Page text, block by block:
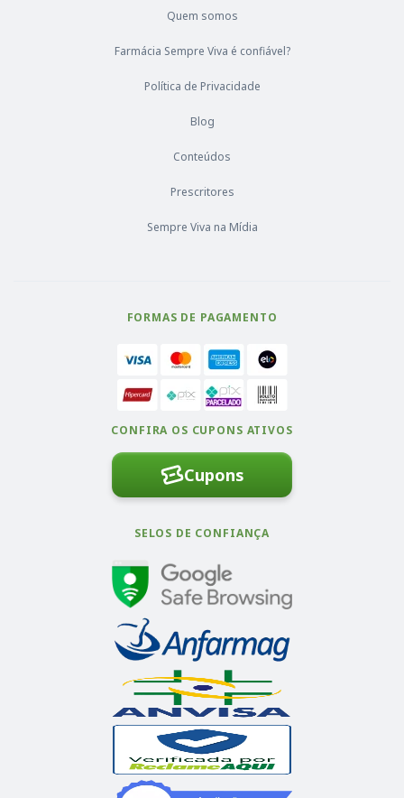
Quem somos
Farmácia Sempre Viva é confiável?
Política de Privacidade
Blog
Conteúdos
Prescritores
Sempre Viva na Mídia
FORMAS DE PAGAMENTO
CONFIRA OS CUPONS ATIVOS
Cupons
SELOS DE CONFIANÇA